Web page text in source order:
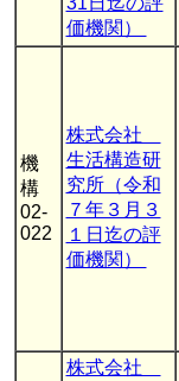
価機関）
機
構
02-
022
株式会社
生活構造研
究所（令和
７年３月３
１日迄の評
価機関）
株式会社